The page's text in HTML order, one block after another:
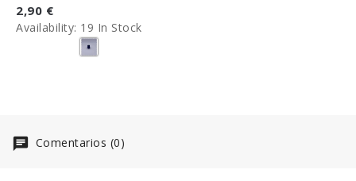
2,90 €
Availability: 19 In Stock
Comentarios (0)